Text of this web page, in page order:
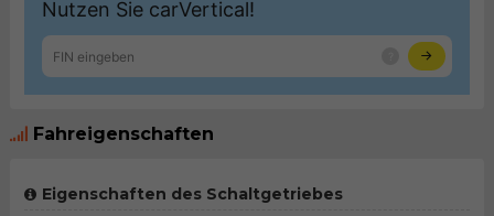
Fahreigenschaften
Eigenschaften des Schaltgetriebes